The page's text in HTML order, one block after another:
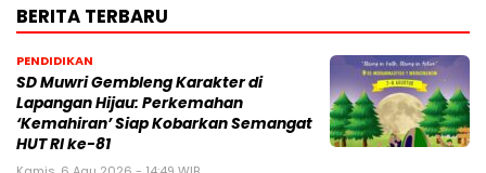
BERITA TERBARU
PENDIDIKAN
SD Muwri Gembleng Karakter di
Lapangan Hijau: Perkemahan
‘Kemahiran’ Siap Kobarkan Semangat
HUT RI ke-81